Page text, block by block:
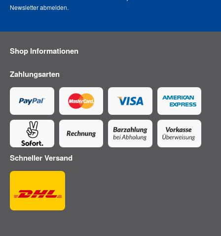
Newsletter abmelden.
Shop Informationen
Zahlungsarten
Schneller Versand